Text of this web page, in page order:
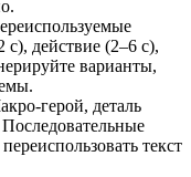
действие (2–6 с),
варианты,
герой, деталь
текст